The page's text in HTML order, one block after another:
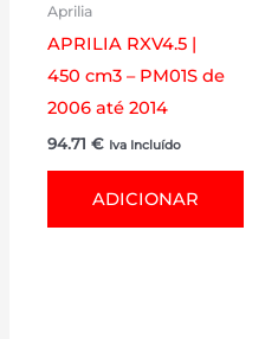
Aprilia
APRILIA RXV4.5 |
450 cm3 – PM01S de
2006 até 2014
94.71 € Iva Incluído
ADICIONAR